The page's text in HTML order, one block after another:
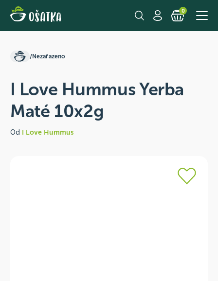
0
/Nezařazeno
I Love Hummus Yerba
Maté 10x2g
Od I Love Hummus